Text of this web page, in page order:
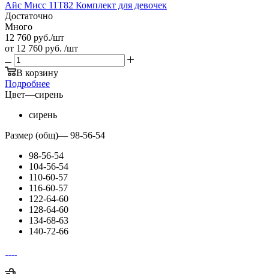
Айс Мисс 11Т82 Комплект для девочек
Достаточно
Много
12 760 руб./шт
от 12 760 руб. /шт
В корзину
Подробнее
Цвет—сирень
сирень
Размер (общ)— 98-56-54
98-56-54
104-56-54
110-60-57
116-60-57
122-64-60
128-64-60
134-68-63
140-72-66